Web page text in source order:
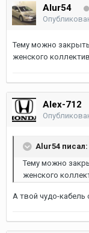
Alur54
Тему можно
женского
Alex-712
Alur54 писал:
Тему можно
женского
А твой чудо-